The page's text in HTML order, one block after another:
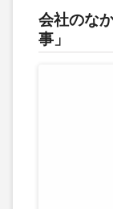
会社のな
事」